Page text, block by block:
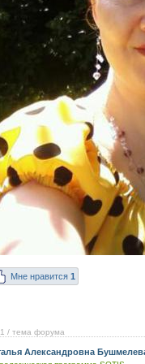
Мне нравится 1
/ тема форума
Александровна